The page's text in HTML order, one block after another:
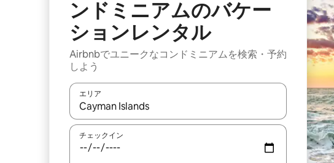
ンドミニアムのバケー
ションレンタル
Airbnbでユニークなコンドミニアムを検索・予約
しよう
エリア
検索結果が表示されたら、上下の矢印キーを使って移動するか、
チェックイン